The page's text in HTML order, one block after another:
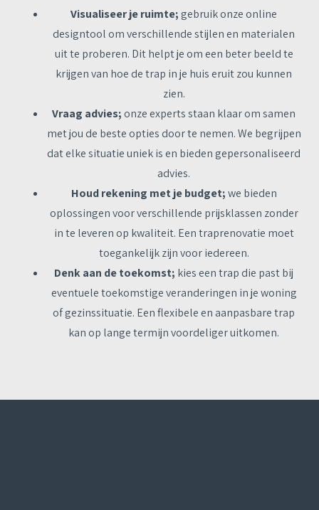
Visualiseer je ruimte;gebruik onze online
designtool om verschillende stijlen en materialen
uit te proberen. Dit helpt je om een beter beeld te
krijgen van hoe de trap in je huis eruit zou kunnen
zien.
Vraag advies;onze experts staan klaar om samen
met jou de beste opties door te nemen. We begrijpen
dat elke situatie uniek is en bieden gepersonaliseerd
advies.
Houd rekening met je budget;we bieden
oplossingen voor verschillende prijsklassen zonder
in te leveren op kwaliteit. Een traprenovatie moet
toegankelijk zijn voor iedereen.
Denk aan de toekomst; kies een trap die past bij
eventuele toekomstige veranderingen in je woning
of gezinssituatie. Een flexibele en aanpasbare trap
kan op lange termijn voordeliger uitkomen.